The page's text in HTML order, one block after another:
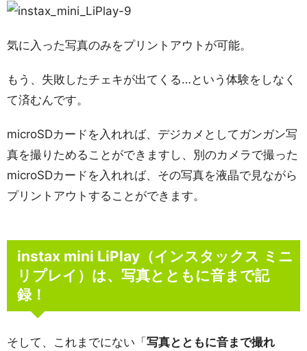
気に入った写真のみをプリントアウトが可能。
もう、失敗したチェキが出てくる…という体験をしなく
て済むんです。
microSDカードを入れれば、デジカメとしてガンガン写
真を撮りためることができますし、別のカメラで撮った
microSDカードを入れれば、その写真を液晶で見ながら
プリントアウトすることができます。
instax mini LiPlay（インスタックス ミニ
リプレイ）は、写真とともに音まで記
録！
そして、これまでにない「写真とともに音まで撮れ